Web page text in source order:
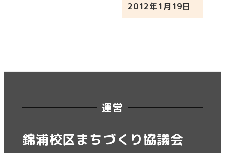
投稿日
2012年1月19日
運営
錦浦校区まちづくり協議会